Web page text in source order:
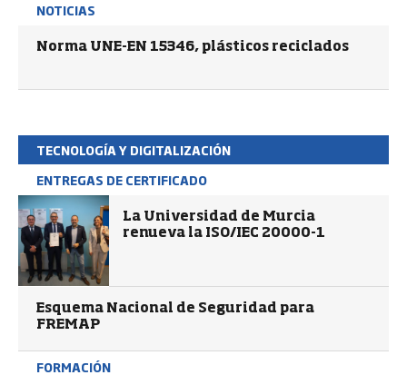
NOTICIAS
Norma UNE-EN 15346, plásticos reciclados
TECNOLOGÍA Y DIGITALIZACIÓN
ENTREGAS DE CERTIFICADO
La Universidad de Murcia
renueva la ISO/IEC 20000-1
Esquema Nacional de Seguridad para
FREMAP
FORMACIÓN